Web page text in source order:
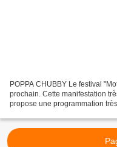
POPPA CHUBBY Le festival
prochain. Cette manifestation
propose une programmation